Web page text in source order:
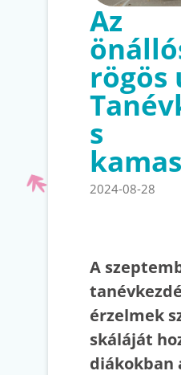
Az
rögös
s
2024-08-28
A
érzelmek
skáláját
diákokban